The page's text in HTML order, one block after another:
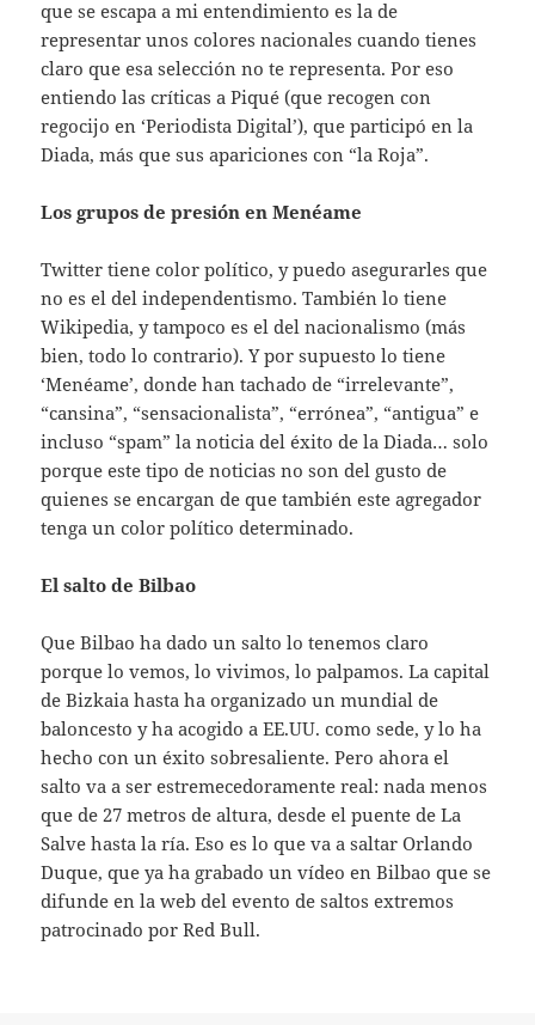
que se escapa a mi entendimiento es la de
representar unos colores nacionales cuando tienes
claro que esa selección no te representa. Por eso
entiendo las críticas a Piqué (que recogen con
regocijo en ‘Periodista Digital’), que participó en la
Diada, más que sus apariciones con “la Roja”.
Los grupos de presión en Menéame
Twitter tiene color político, y puedo asegurarles que
no es el del independentismo. También lo tiene
Wikipedia, y tampoco es el del nacionalismo (más
bien, todo lo contrario). Y por supuesto lo tiene
‘Menéame’, donde han tachado de “irrelevante”,
“cansina”, “sensacionalista”, “errónea”, “antigua” e
incluso “spam” la noticia del éxito de la Diada… solo
porque este tipo de noticias no son del gusto de
quienes se encargan de que también este agregador
tenga un color político determinado.
El salto de Bilbao
Que Bilbao ha dado un salto lo tenemos claro
porque lo vemos, lo vivimos, lo palpamos. La capital
de Bizkaia hasta ha organizado un mundial de
baloncesto y ha acogido a EE.UU. como sede, y lo ha
hecho con un éxito sobresaliente. Pero ahora el
salto va a ser estremecedoramente real: nada menos
que de 27 metros de altura, desde el puente de La
Salve hasta la ría. Eso es lo que va a saltar Orlando
Duque, que ya ha grabado un vídeo en Bilbao que se
difunde en la web del evento de saltos extremos
patrocinado por Red Bull.